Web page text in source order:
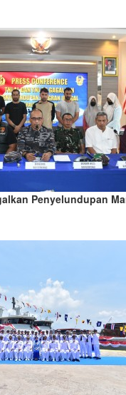
Penyelundupan